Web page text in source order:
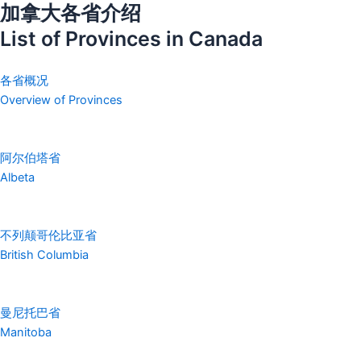
加拿大各省介绍
List of Provinces in Canada
各省概况
Overview of Provinces
阿尔伯塔省
Albeta
不列颠哥伦比亚省
British Columbia
曼尼托巴省
Manitoba